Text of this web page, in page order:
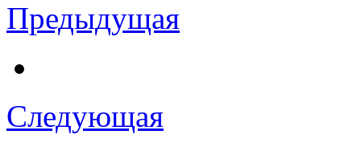
Предыдущая
Следующая